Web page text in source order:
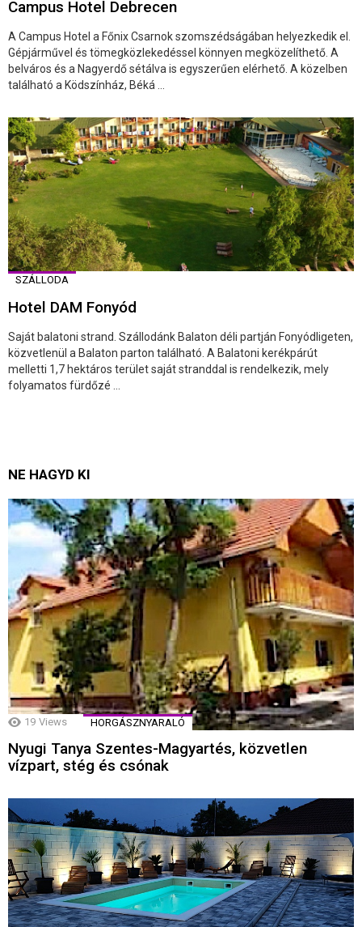
Campus Hotel Debrecen
A Campus Hotel a Főnix Csarnok szomszédságában helyezkedik el.
Gépjárművel és tömegközlekedéssel könnyen megközelíthető. A
belváros és a Nagyerdő sétálva is egyszerűen elérhető. A közelben
található a Ködszínház, Béká ...
SZÁLLODA
Hotel DAM Fonyód
Saját balatoni strand. Szállodánk Balaton déli partján Fonyódligeten,
közvetlenül a Balaton parton található. A Balatoni kerékpárút
melletti 1,7 hektáros terület saját stranddal is rendelkezik, mely
folyamatos fürdőzé ...
NE HAGYD KI
19 Views HORGÁSZNYARALÓ
Nyugi Tanya Szentes-Magyartés, közvetlen
vízpart, stég és csónak